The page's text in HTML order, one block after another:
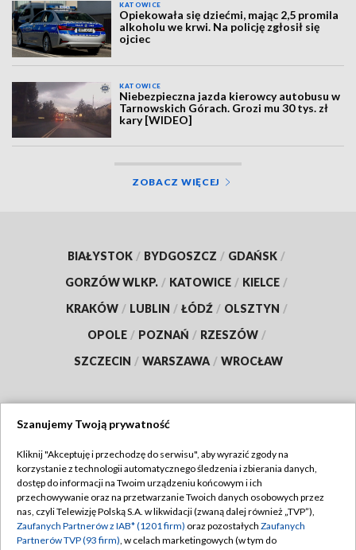
KATOWICE
Opiekowała się dziećmi, mając 2,5 promila
alkoholu we krwi. Na policję zgłosił się
ojciec
KATOWICE
Niebezpieczna jazda kierowcy autobusu w
Tarnowskich Górach. Grozi mu 30 tys. zł
kary [WIDEO]
ZOBACZ WIĘCEJ
BIAŁYSTOK / BYDGOSZCZ / GDAŃSK /
GORZÓW WLKP. / KATOWICE / KIELCE /
KRAKÓW / LUBLIN / ŁÓDŹ / OLSZTYN /
OPOLE / POZNAŃ / RZESZÓW /
SZCZECIN / WARSZAWA / WROCŁAW
TVP
Abonament TVP
Emisja w TVP
Regulamin TVP
Polityka prywatności
Szanujemy Twoją prywatność
Kliknij "Akceptuję i przechodzę do serwisu", aby wyrazić zgody na
korzystanie z technologii automatycznego śledzenia i zbierania danych,
dostęp do informacji na Twoim urządzeniu końcowym i ich
przechowywanie oraz na przetwarzanie Twoich danych osobowych przez
nas, czyli Telewizję Polską S.A. w likwidacji (zwaną dalej również „TVP”),
Zaufanych Partnerów z IAB* (1201 firm) oraz pozostałych Zaufanych
Partnerów TVP (93 firm), w celach marketingowych (w tym do